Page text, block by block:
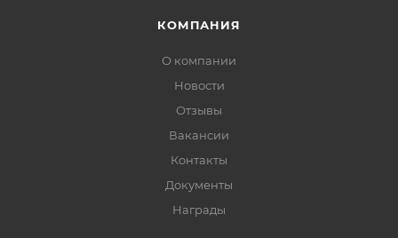
КОМПАНИЯ
О компании
Новости
Отзывы
Вакансии
Контакты
Документы
Награды